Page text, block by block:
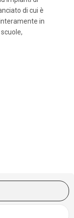
di cui è
in